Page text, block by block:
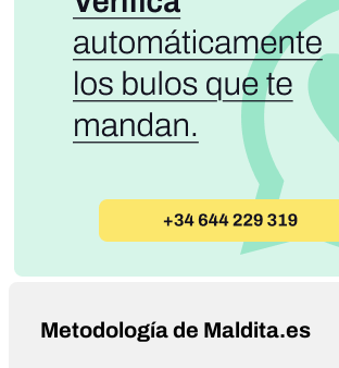
Metodología de Maldita.es